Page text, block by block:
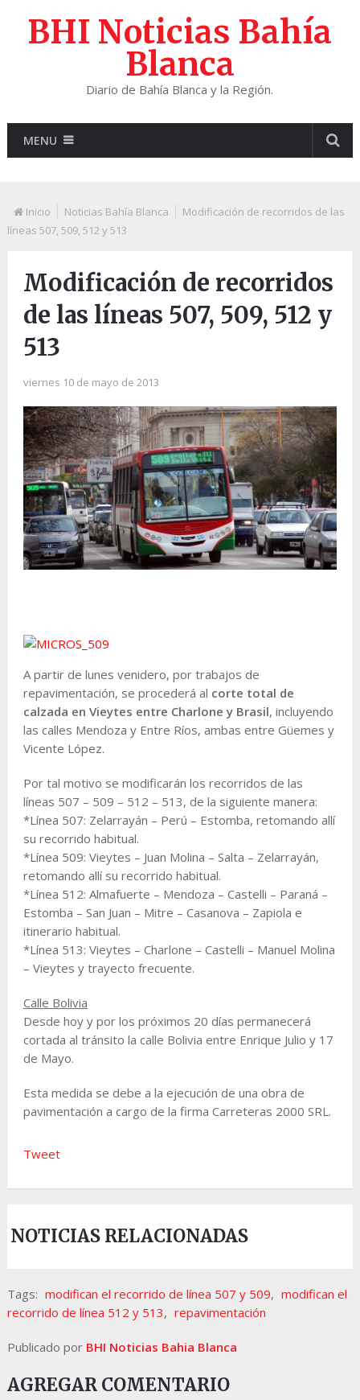
BHI Noticias Bahía
Blanca
Diario de Bahía Blanca y la Región.
MENU
Inicio Noticias Bahía Blanca
Modificación de recorridos de las
líneas 507, 509, 512 y 513
Modificación de recorridos
de las líneas 507, 509, 512 y
513
viernes 10 de mayo de 2013
A partir de lunes venidero, por trabajos de
repavimentación, se procederá al corte total de
calzada en Vieytes entre Charlone y Brasil, incluyendo
las calles Mendoza y Entre Ríos, ambas entre Güemes y
Vicente López.
Por tal motivo se modificarán los recorridos de las
líneas 507 – 509 – 512 – 513, de la siguiente manera:
*Línea 507: Zelarrayán – Perú – Estomba, retomando allí
su recorrido habitual.
*Línea 509: Vieytes – Juan Molina – Salta – Zelarrayán,
retomando allí su recorrido habitual.
*Línea 512: Almafuerte – Mendoza – Castelli – Paraná –
Estomba – San Juan – Mitre – Casanova – Zapiola e
itinerario habitual.
*Línea 513: Vieytes – Charlone – Castelli – Manuel Molina
– Vieytes y trayecto frecuente.
Calle Bolivia
Desde hoy y por los próximos 20 días permanecerá
cortada al tránsito la calle Bolivia entre Enrique Julio y 17
de Mayo.
Esta medida se debe a la ejecución de una obra de
pavimentación a cargo de la firma Carreteras 2000 SRL.
Tweet
NOTICIAS RELACIONADAS
Tags: modifican el recorrido de línea 507 y 509, modifican el
recorrido de línea 512 y 513, repavimentación
Publicado por BHI Noticias Bahia Blanca
AGREGAR COMENTARIO